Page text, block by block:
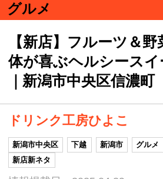
グルメ
【新店】フルーツ＆野
体が喜ぶヘルシース
｜新潟市中央区信濃町
ドリンク工房ひよこ
新潟市中央区 下越 新潟市 グルメ
新店新ネタ